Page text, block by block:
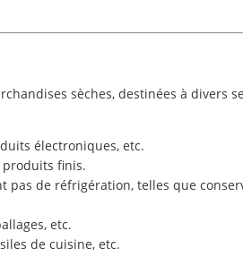
sèches, destinées à divers
électroniques, etc.
finis.
de réfrigération, telles que
etc.
de cuisine, etc.